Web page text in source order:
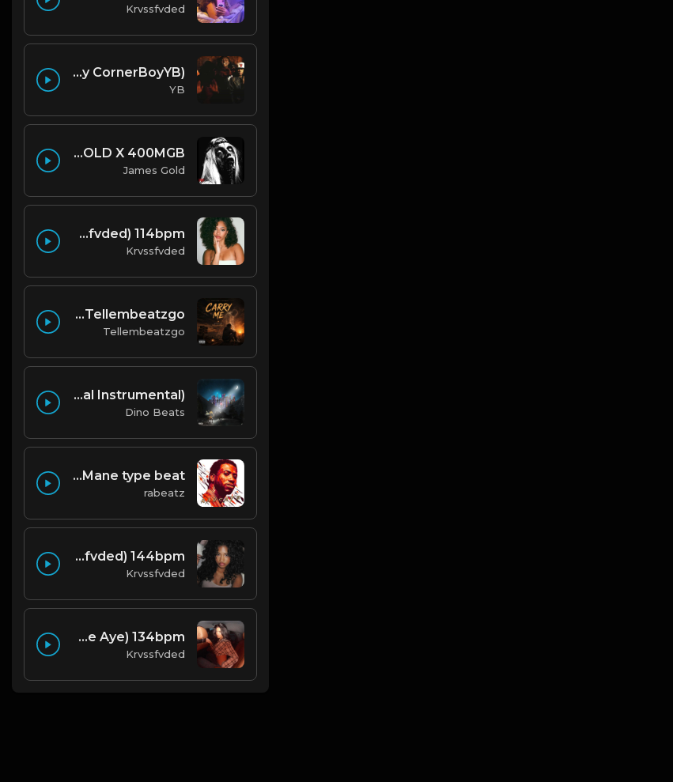
Krvssfvded
Smylez X Killa Kellz Type Beat - No Smoke (Prod. By CornerBoyYB)
YB
CITY MORGUE X ZILLAKAMI X SOSMULA TYPE BEAT ~ GRUDGE | PROD. JAMES GOLD X 400MGB
James Gold
that deep (prod. by krvssfvded) 114bpm
Krvssfvded
Carry Me 🙏 | Emotional Afrobeat | Produced by Tellembeatzgo
Tellembeatzgo
Lil Nas X - Old Town Road (Official Instrumental)
Dino Beats
Proud Of You x Gucci Mane type beat
rabeatz
worth it (prod. by krvssfvded) 144bpm
Krvssfvded
done trying (prod. by krvssfvded & Dee Aye) 134bpm
Krvssfvded